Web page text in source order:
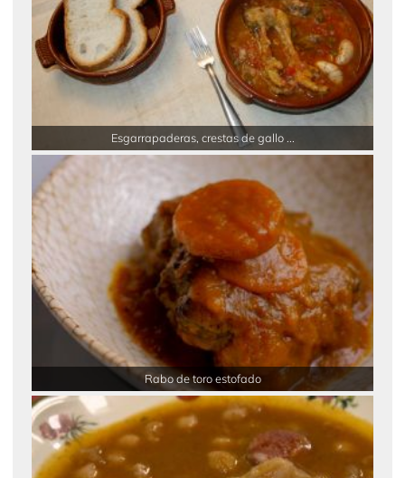
Esgarrapaderas, crestas de gallo ...
Rabo de toro estofado